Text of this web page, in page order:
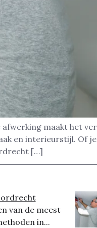
afwerking maakt het
en interieurstijl. Of
[…]
van de meest
in...